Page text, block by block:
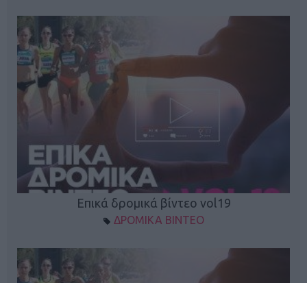
Επικά δρομικά βίντεο vol19
ΔΡΟΜΙΚΑ ΒΙΝΤΕΟ